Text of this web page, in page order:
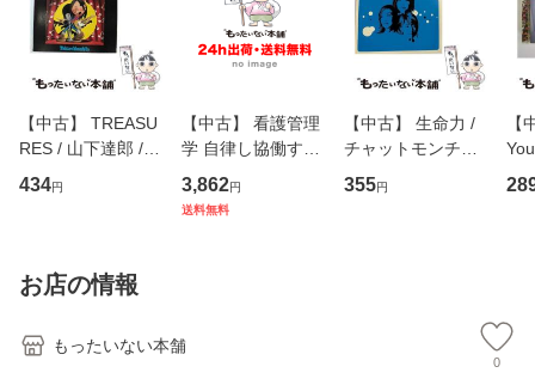
【中古】 TREASU
RES / 山下達郎 /
イーストウエス
ト・ジャパン [CD]
434円
【中古】 看護管理
学 自律し協働する
専門職の看護マネ
ジメントスキル 改
3,862円
送料無料
【中古】 生命力 /
チャットモンチー /
キューンレコード
[CD]【メール便送
355円
【
のが
お店の情報
もったいない本舗
0